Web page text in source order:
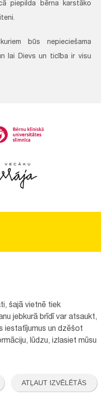
piepilda bērna karstāko
būs nepieciešama
lai Dievs un ticība ir visu
"
Bērnu slimnīcas fonda
šajā vietnē tiek
jebkurā brīdī var atsaukt,
iestatījumus un dzēšot
lūdzu, izlasiet mūsu
ATĻAUT IZVĒLĒTĀS